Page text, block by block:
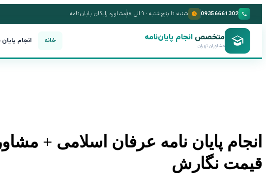
09356661302 شنبه تا پنج‌شنبه · ۹ الی ۱۸ مشاوره رایگان پایان‌نامه
متخصص انجام پایان‌نامه
مشاوران تهران خانه انجام پایان
انجام پایان نامه عرفان اسلامی +
قیمت نگارش